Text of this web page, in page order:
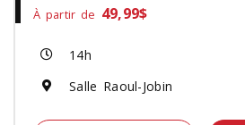
À partir de 49,99$
14h
Salle Raoul-Jobin